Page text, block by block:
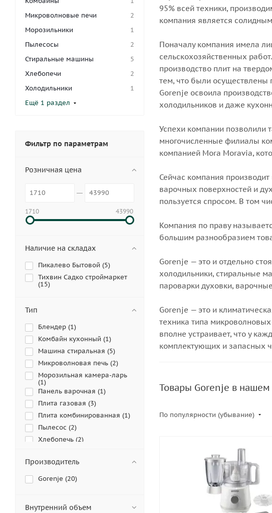
95% всей техники,
компания является
Поначалу компания имела
сельскохозяйственных
производство плит на
тем, что были осуществлены
Gorenje освоила
холодильников и даже
Успехи компании позволили
многочисленные филиалы
компанией Mora Moravia,
Сейчас компания
варочных поверхностей и
пользуется спросом. В том
Компания по праву
большим разнообразием
Gorenje — это и отдельно
холодильники, стиральные
пароварки духовки,
Gorenje — это и
техника типа
вполне устраивает, что у
комплектующих и запасных
Товары Gorenje в нашем
По популярности (убывание)
Микроволновые печи
2
Морозильники
1
Пылесосы
2
Стиральные машины
5
Хлебопечи
2
Холодильники
1
Ещё 1 раздел
Фильтр по параметрам
Розничная цена
1710 43990
Наличие на складах
Пикалево Бытовой (5)
Тихвин Садко строймаркет
(15)
Тип
Блендер (1)
Комбайн кухонный (1)
Машина стиральная (5)
Микроволновая печь (2)
Морозильная камера-ларь
(1)
Панель варочная (1)
Плита газовая (3)
Плита комбинированная (1)
Пылесос (2)
Хлебопечь (2)
Производитель
Gorenje (20)
Внутренний объем